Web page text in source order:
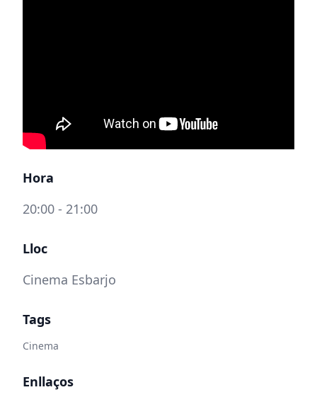
Hora
20:00 - 21:00
Lloc
Cinema Esbarjo
Tags
Cinema
Enllaços